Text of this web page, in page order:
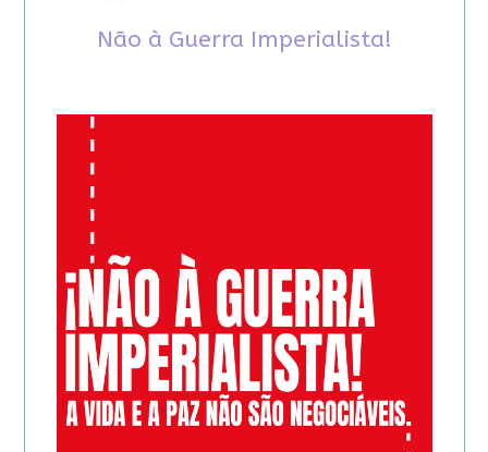
Não à Guerra Imperialista!